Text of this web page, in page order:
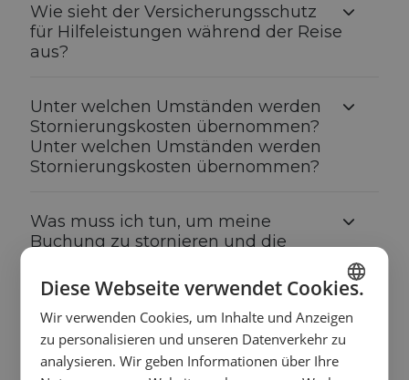
Wie sieht der Versicherungsschutz
für Hilfeleistungen während der Reise
aus?
Unter welchen Umständen werden
Stornierungskosten übernommen?
Unter welchen Umständen werden
Stornierungskosten übernommen?
Was muss ich tun, um meine
Buchung zu stornieren und die
bekommen?
Wer ist versichert?
SPANISH
Diese Webseite verwendet Cookies.
Wir verwenden Cookies, um Inhalte und Anzeigen
zu personalisieren und unseren Datenverkehr zu
analysieren. Wir geben Informationen über Ihre